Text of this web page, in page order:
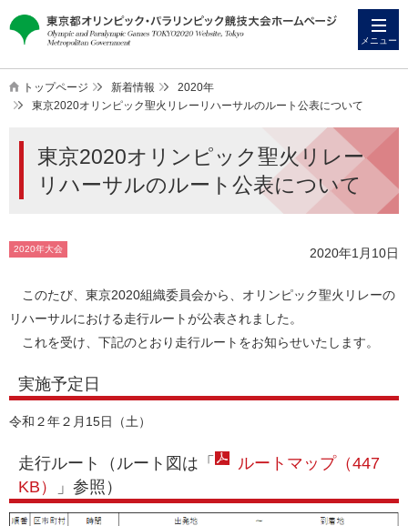
ス
メニュー
トップページ 新着情報
2020年
東京2020オリンピック聖火リレーリハーサルのルート公表について
ら
東京2020オリンピック聖火リレー
リハーサルのルート公表について
2020年1月10日
2020年大会
このたび、東京2020組織委員会から、オリンピック聖火リレーの
リハーサルにおける走行ルートが公表されました。
これを受け、下記のとおり走行ルートをお知らせいたします。
実施予定日
令和２年２月15日（土）
走行ルート（ルート図は「
ルートマップ（447
KB）
」参照）